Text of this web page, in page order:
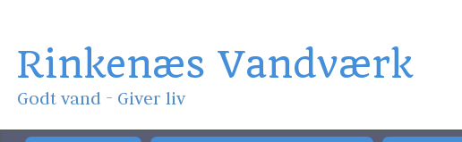
Rinkenæs Vandværk
Godt vand - Giver liv